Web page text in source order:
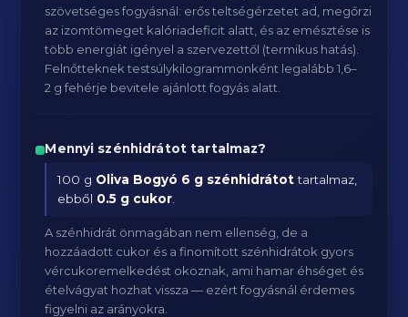
szövetséges fogyásnál: erős teltségérzetet ad, megőrzi
az izomtömeget kalóriadeficit alatt, és az emésztése is
több energiát igényel a szervezettől (termikus hatás).
Felnőtteknek testsúlykilogrammonként legalább 1,6–
2 g fehérje bevitele ajánlott fogyás alatt.
Mennyi szénhidrátot tartalmaz?
100 g Oliva Bogyó 6 g szénhidrátottartalmaz,
ebből 0.5 g cukor
A szénhidrát önmagában nem ellenség, de a
hozzáadott cukor és a finomított szénhidrátok gyors
vércukoremelkedést okoznak, ami hamar éhséget és
ételvágyat hozhat vissza — ezért fogyásnál érdemes
figyelni az arányokra.